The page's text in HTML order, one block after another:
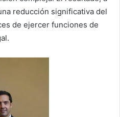
reducción significativa del
de ejercer funciones de